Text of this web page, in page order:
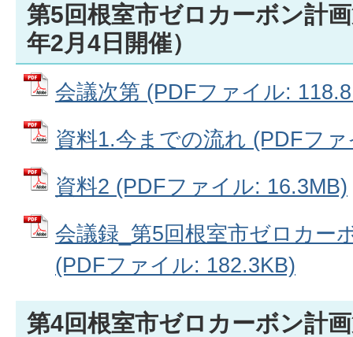
第5回根室市ゼロカーボン計
年2月4日開催）
会議次第 (PDFファイル:
資料1.今までの流れ (PDFフ
資料2 (PDFファイル: 16.3MB)
会議録_第5回根室市ゼロカー
(PDFファイル: 182.3KB)
第4回根室市ゼロカーボン計